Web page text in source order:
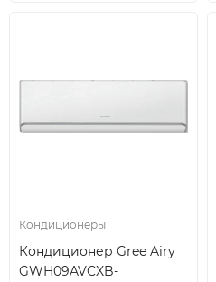
Кондиционеры
Кондиционер Gree Airy
GWH09AVCXB-